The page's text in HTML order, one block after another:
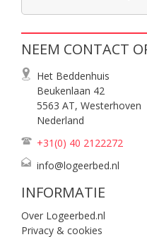
NEEM CONTACT
Het Beddenhuis
Beukenlaan 42
5563 AT, Westerhoven
Nederland
+31(0) 40 2122272
info@logeerbed.nl
INFORMATIE
Over Logeerbed.nl
Privacy & cookies